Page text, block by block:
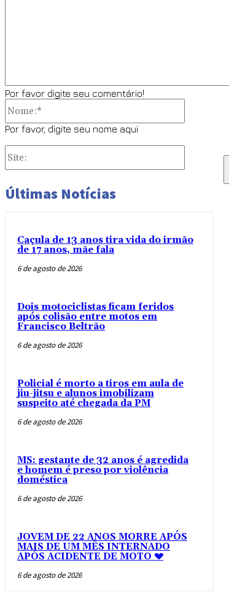
Por favor digite seu comentário!
Por favor, digite seu nome aqui
Últimas Notícias
Caçula de 13 anos tira vida do irmão
de 17 anos, mãe fala
6 de agosto de 2026
Dois motociclistas ficam feridos
após colisão entre motos em
Francisco Beltrão
6 de agosto de 2026
Policial é morto a tiros em aula de
jiu-jitsu e alunos imobilizam
suspeito até chegada da PM
6 de agosto de 2026
MS: gestante de 32 anos é agredida
e homem é preso por violência
doméstica
6 de agosto de 2026
JOVEM DE 22 ANOS MORRE APÓS
MAIS DE UM MÊS INTERNADO
APÓS ACIDENTE DE MOTO 💔
6 de agosto de 2026